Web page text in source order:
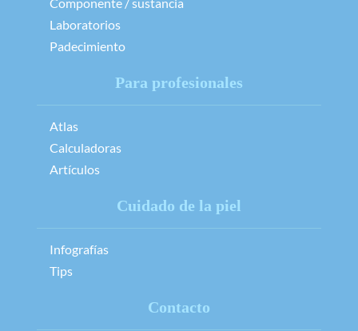
Laboratorios
Padecimiento
Para profesionales
Atlas
Calculadoras
Artículos
Cuidado de la piel
Infografías
Tips
Contacto